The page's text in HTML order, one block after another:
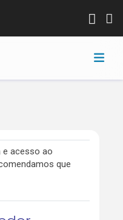
e acesso ao
que